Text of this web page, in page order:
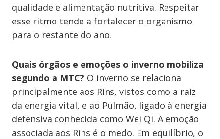
qualidade e alimentação nutritiva. Respeitar
esse ritmo tende a fortalecer o organismo
para o restante do ano.
Quais órgãos e emoções o inverno mobiliza
segundo a MTC? O inverno se relaciona
principalmente aos Rins, vistos como a raiz
da energia vital, e ao Pulmão, ligado à energia
defensiva conhecida como Wei Qi. A emoção
associada aos Rins é o medo. Em equilíbrio, o